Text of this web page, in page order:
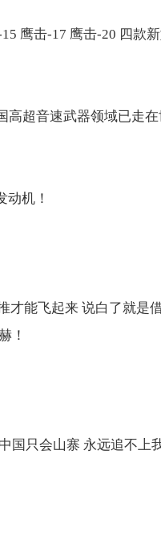
鹰击-17 鹰击-20 四款
高超音速武器领域已走在
动机！
才能飞起来 说白了就是
！
中国只会山寨 永远追不上